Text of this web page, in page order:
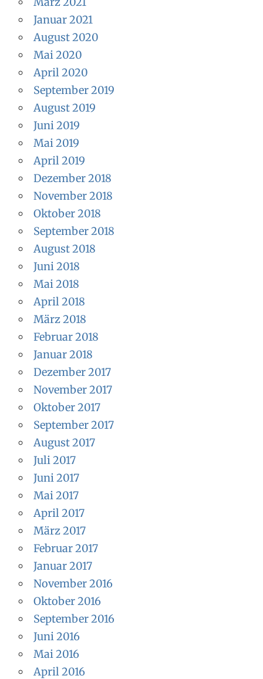
Januar 2021
August 2020
Mai 2020
April 2020
September 2019
August 2019
Juni 2019
Mai 2019
April 2019
Dezember 2018
November 2018
Oktober 2018
September 2018
August 2018
Juni 2018
Mai 2018
April 2018
März 2018
Februar 2018
Januar 2018
Dezember 2017
November 2017
Oktober 2017
September 2017
August 2017
Juli 2017
Juni 2017
Mai 2017
April 2017
März 2017
Februar 2017
Januar 2017
November 2016
Oktober 2016
September 2016
Juni 2016
Mai 2016
April 2016